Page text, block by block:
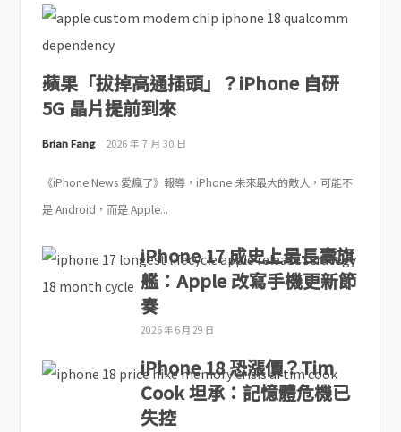
蘋果「拔掉高通插頭」？iPhone 自研
5G 晶片提前到來
Brian Fang 2026 年 7 月 30 日
《iPhone News 愛瘋了》報導，iPhone 未來最大的敵人，可能不
是 Android，而是 Apple...
iPhone 17 成史上最長壽旗
艦：Apple 改寫手機更新節
奏
2026 年 6 月 29 日
iPhone 18 恐漲價？Tim
Cook 坦承：記憶體危機已
失控